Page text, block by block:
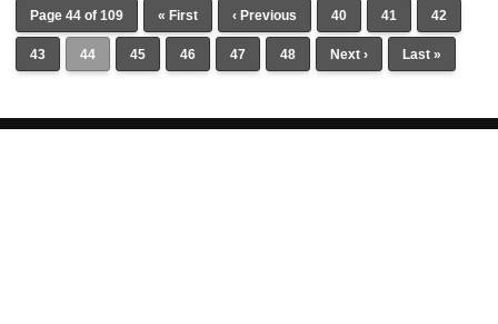
Page 44 of 109 « First ‹ Previous 40 41 42
43 44 45 46 47 48 Next › Last »